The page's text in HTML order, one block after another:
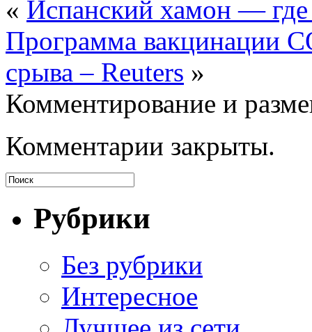
« Испанский хамон — где
Программа вакцинации
срыва – Reuters »
Комментирование и
Комментарии закрыты.
Рубрики
Без рубрики
Интересное